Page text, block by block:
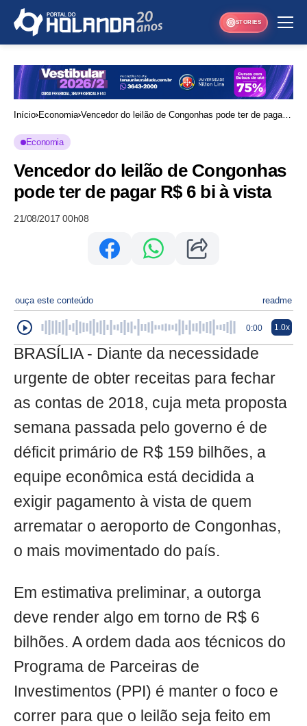
STORIES
Início Economia Vencedor do leilão de Congonhas pode ter de pagar
Economia
Vencedor do leilão de Congonhas
pode ter de pagar R$ 6 bi à vista
21/08/2017 00h08
ouça este conteúdo readme
0:00 1.0x
BRASÍLIA - Diante da necessidade
urgente de obter receitas para fechar
as contas de 2018, cuja meta proposta
semana passada pelo governo é de
déficit primário de R$ 159 bilhões, a
equipe econômica está decidida a
exigir pagamento à vista de quem
arrematar o aeroporto de Congonhas,
o mais movimentado do país.
Em estimativa preliminar, a outorga
deve render algo em torno de R$ 6
bilhões. A ordem dada aos técnicos do
Programa de Parceiras de
Investimentos (PPI) é manter o foco e
correr para que o leilão seja feito em